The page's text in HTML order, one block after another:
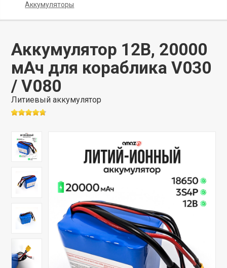
Аккумуляторы
Аккумулятор 12В, 20000
мАч для кораблика V030
/ V080
Литиевый аккумулятор